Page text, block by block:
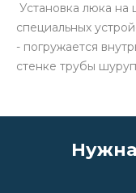
Установка люка на
специальных
- погружается
стенке трубы